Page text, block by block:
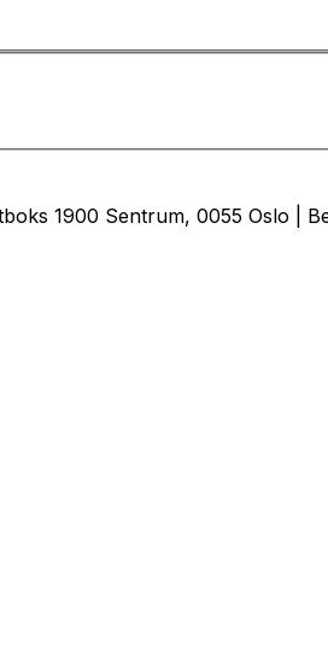
1900 Sentrum, 0055 Oslo |